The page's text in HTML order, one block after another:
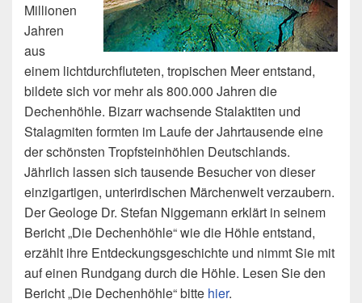
Millionen
Jahren
aus
einem lichtdurchfluteten, tropischen Meer entstand,
bildete sich vor mehr als 800.000 Jahren die
Dechenhöhle. Bizarr wachsende Stalaktiten und
Stalagmiten formten im Laufe der Jahrtausende eine
der schönsten Tropfsteinhöhlen Deutschlands.
Jährlich lassen sich tausende Besucher von dieser
einzigartigen, unterirdischen Märchenwelt verzaubern.
Der Geologe Dr. Stefan Niggemann erklärt in seinem
Bericht „Die Dechenhöhle“ wie die Höhle entstand,
erzählt ihre Entdeckungsgeschichte und nimmt Sie mit
auf einen Rundgang durch die Höhle. Lesen Sie den
Bericht „Die Dechenhöhle“ bitte hier.